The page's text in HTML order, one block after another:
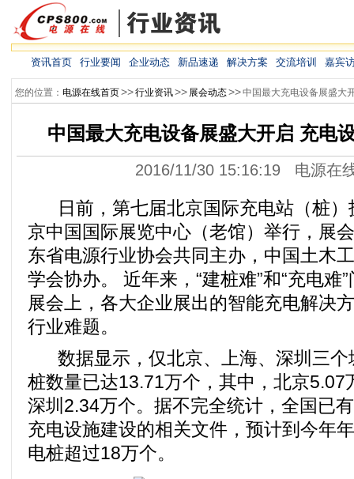
资讯首页 行业要闻 企业动态 新品速递 解决方案 交流培训 嘉宾
您的位置： 电源在线首页>>行业资讯>> 展会动态>>中国最大充电设备展盛大
中国最大充电设备展盛大开启 充电
2016/11/30 15:16:19 电源在
日前，第七届北京国际充电站（桩）
京中国国际展览中心（老馆）举行，展
东省电源行业协会共同主办，中国土木
学会协办。 近年来，“建桩难”和“充电难
展会上，各大企业展出的智能充电解决
行业难题。
数据显示，仅北京、上海、深圳三个
桩数量已达13.71万个，其中，北京5.07
深圳2.34万个。据不完全统计，全国已
充电设施建设的相关文件，预计到今年
电桩超过18万个。